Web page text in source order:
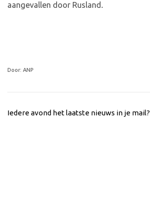
aangevallen door Rusland.
Door: ANP
Iedere avond het laatste nieuws in je mail?